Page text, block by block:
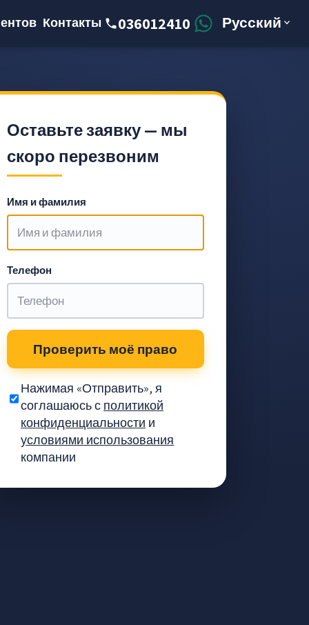
Контакты 036012410 Русский
Оставьте заявку — мы
скоро перезвоним
Имя и фамилия
Телефон
Проверить моё право
Нажимая «Отправить», я
соглашаюсь с политикой
конфиденциальности и
условиями использования
компании